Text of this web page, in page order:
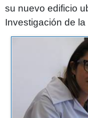
su nuevo edificio
Investigación de la